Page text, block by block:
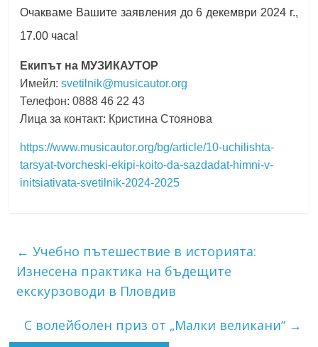
Очакваме Вашите заявления до 6 декември 2024 г.,
17.00 часа!
Екипът на МУЗИКАУТОР
Имейл:svetilnik@musicautor.org
Телефон: 0888 46 22 43
Лица за контакт: Кристина Стоянова
https://www.musicautor.org/bg/article/10-uchilishta-
tarsyat-tvorcheski-ekipi-koito-da-sazdadat-himni-v-
initsiativata-svetilnik-2024-2025
← Учебно пътешествие в историята:
Изнесена практика на бъдещите
екскурзоводи в Пловдив
С волейболен приз от „Малки великани“ →